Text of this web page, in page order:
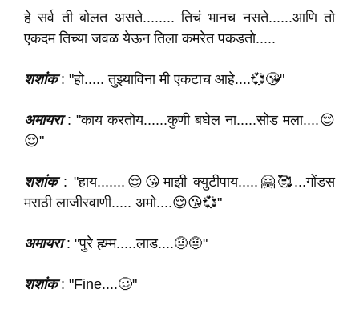
हे सर्व ती बोलत असते........ तिचं भानच नसते......आणि तो
एकदम तिच्या जवळ येऊन तिला कमरेत पकडतो.....
शशांक: "हो..... तुझ्याविना मी एकटाच आहे....💞😘"
अमायरा: "काय करतोय......कुणी बघेल ना.....सोड मला....😌
😌"
शशांक: "हाय.......😌😘माझी क्युटीपाय.....🤗🥰...गोंडस
मराठी लाजीरवाणी..... अमो....😌😘💞"
अमायरा: "पुरे ह्म्म्म.....लाड....🤨🤨"
शशांक: "Fine....🥴"